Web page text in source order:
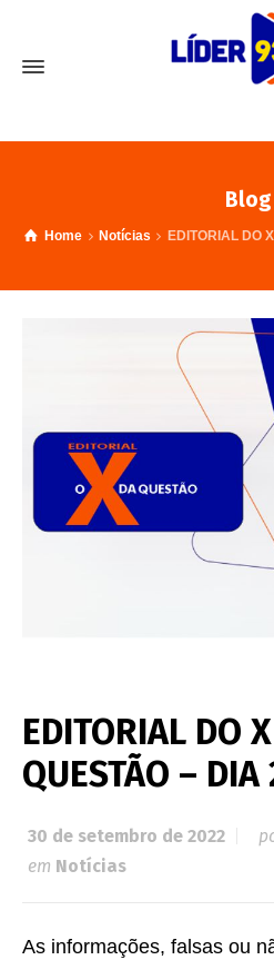
Blog
Home Notícias EDITORIAL DO
EDITORIAL DO
QUESTÃO –
30 de setembro de 2022
em Notícias
As informações, falsas ou